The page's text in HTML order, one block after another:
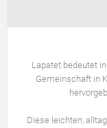
Lapatet bedeutet
Gemeinschaft in
Diese leichten,